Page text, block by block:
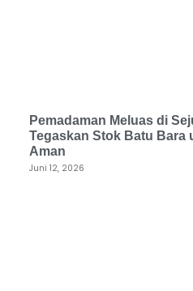
Pemadaman Meluas di
Tegaskan Stok Batu Bara
Aman
Juni 12, 2026